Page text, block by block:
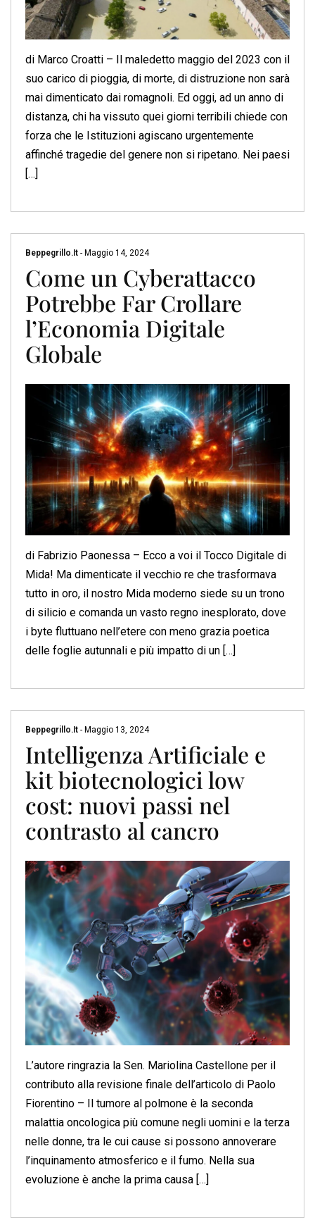
di Marco Croatti – Il maledetto maggio del 2023 con il
suo carico di pioggia, di morte, di distruzione non sarà
mai dimenticato dai romagnoli. Ed oggi, ad un anno di
distanza, chi ha vissuto quei giorni terribili chiede con
forza che le Istituzioni agiscano urgentemente
affinché tragedie del genere non si ripetano. Nei paesi
[…]
Beppegrillo.it - Maggio 14, 2024
Come un Cyberattacco
Potrebbe Far Crollare
l’Economia Digitale
Globale
di Fabrizio Paonessa – Ecco a voi il Tocco Digitale di
Mida! Ma dimenticate il vecchio re che trasformava
tutto in oro, il nostro Mida moderno siede su un trono
di silicio e comanda un vasto regno inesplorato, dove
i byte fluttuano nell’etere con meno grazia poetica
delle foglie autunnali e più impatto di un […]
Beppegrillo.it - Maggio 13, 2024
Intelligenza Artificiale e
kit biotecnologici low
cost: nuovi passi nel
contrasto al cancro
L’autore ringrazia la Sen. Mariolina Castellone per il
contributo alla revisione finale dell’articolo di Paolo
Fiorentino – Il tumore al polmone è la seconda
malattia oncologica più comune negli uomini e la terza
nelle donne, tra le cui cause si possono annoverare
l’inquinamento atmosferico e il fumo. Nella sua
evoluzione è anche la prima causa […]